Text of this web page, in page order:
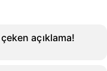
açıklama!